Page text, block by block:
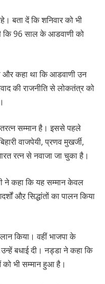
बता दें कि शनिवार को भी
कि 96 साल के आडवाणी को
और कहा था कि आडवाणी उन
की राजनीति से लोकतंत्र को
सम्मान है। इससे पहले
वाजपेयी, प्रणव मुखर्जी,
रत्न से नवाजा जा चुका है।
ने कहा कि यह सम्मान केवल
औऱ सिद्धांतों का पालन किया
किया। वहीं भाजपा के
बधाई दी। नड्डा ने कहा कि
भी सम्मान हुआ है।